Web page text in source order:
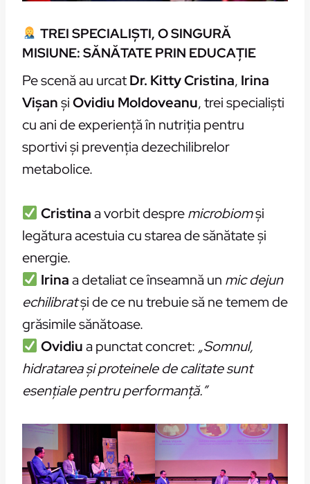
TREI SPECIALIȘTI, O SINGURĂ
MISIUNE: SĂNĂTATE PRIN EDUCAȚIE
Pe scenă au urcatDr. Kitty Cristina, Irina
VișanșiOvidiu Moldoveanu, trei specialiști
cu ani de experiență în nutriția pentru
sportivi și prevenția dezechilibrelor
metabolice.
Cristinaa vorbit despremicrobiomși
legătura acestuia cu starea de sănătate și
energie.
Irinaa detaliat ce înseamnă un mic dejun
echilibratși de ce nu trebuie să ne temem de
grăsimile sănătoase.
Ovidiua punctat concret: „Somnul,
hidratarea și proteinele de calitate sunt
esențiale pentru performanță.”